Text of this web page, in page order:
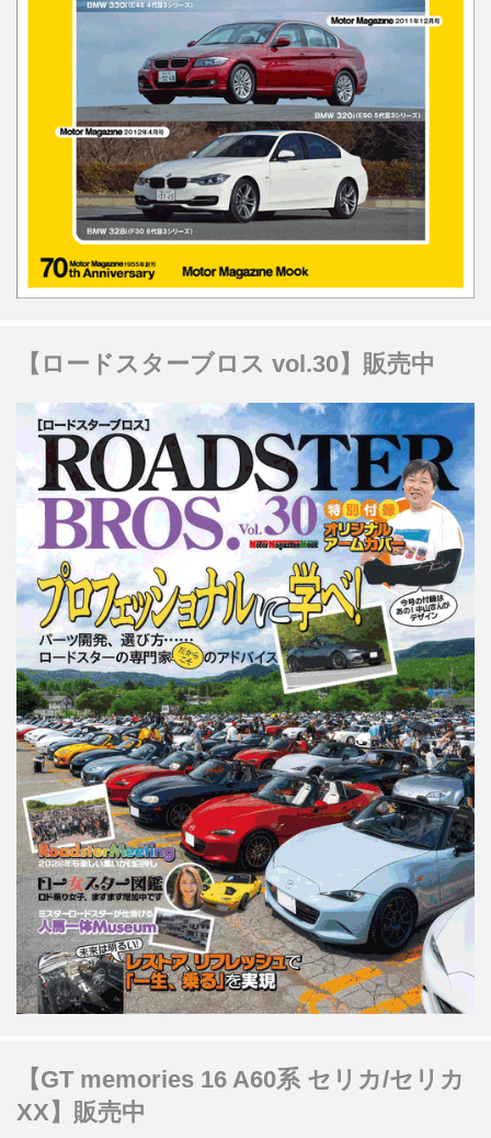
【ロードスターブロス vol.30】販売中
【GT memories 16 A60系 セリカ/セリカ
XX】販売中